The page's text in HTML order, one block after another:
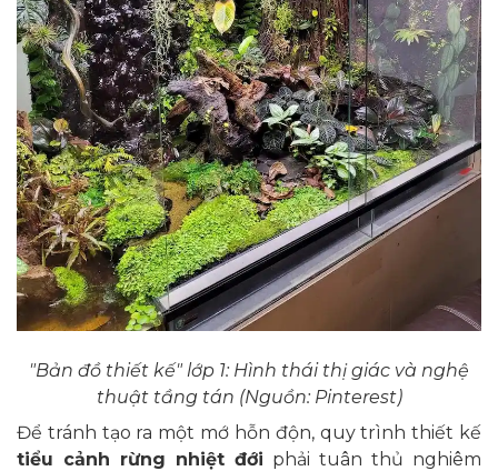
"Bản đồ thiết kế" lớp 1: Hình thái thị giác và nghệ
thuật tầng tán (Nguồn: Pinterest)
Để tránh tạo ra một mớ hỗn độn, quy trình thiết kế
tiểu cảnh rừng nhiệt đới phải tuân thủ nghiêm